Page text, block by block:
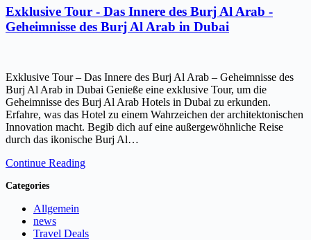
Exklusive Tour - Das Innere des Burj Al Arab -
Geheimnisse des Burj Al Arab in Dubai
Exklusive Tour – Das Innere des Burj Al Arab – Geheimnisse des
Burj Al Arab in Dubai Genieße eine exklusive Tour, um die
Geheimnisse des Burj Al Arab Hotels in Dubai zu erkunden.
Erfahre, was das Hotel zu einem Wahrzeichen der architektonischen
Innovation macht. Begib dich auf eine außergewöhnliche Reise
durch das ikonische Burj Al…
Continue Reading
Categories
Allgemein
news
Travel Deals